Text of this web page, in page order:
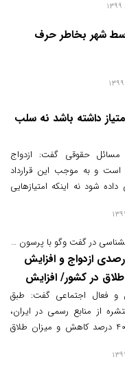
می شوند و این نشان می
بوده است.
شهر بخاطر حرف
داشته باشد نه سلب
حقوقی گفت: ازدواج
است و به موجب این قرارداد
داده شود نه اینکه امتیازهایی
یک دکترای روانشناسی در گفت وگو با پرسون مطرح کرد:
40 درصدی ازدواج و افزایش
طلاق در کشور/ افزایش
و فعال اجتماعی گفت: طبق
از منابع رسمی در ایران،
میزان ازدواج 40 درصد کاهش و میزان طلاق
قابل توجه می باشد.